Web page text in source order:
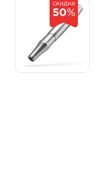
скидка
50%